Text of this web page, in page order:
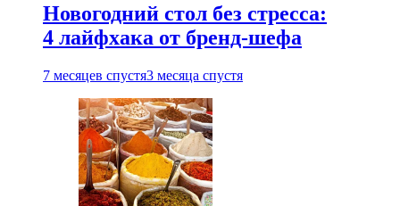
Новогодний стол без стресса:
4 лайфхака от бренд-шефа
7 месяцев спустя3 месяца спустя